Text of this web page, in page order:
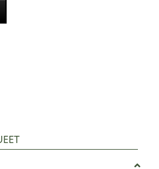
FacebookTwitter